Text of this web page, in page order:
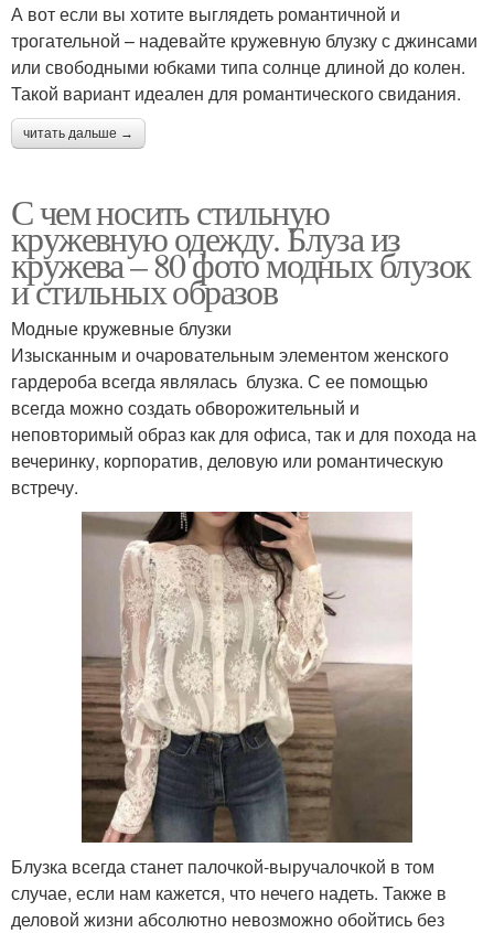
А вот если вы хотите выглядеть романтичной и
трогательной – надевайте кружевную блузку с джинсами
или свободными юбками типа солнце длиной до колен.
Такой вариант идеален для романтического свидания.
читать дальше →
С чем носить стильную
кружевную одежду. Блуза из
кружева – 80 фото модных блузок
и стильных образов
Модные кружевные блузки
Изысканным и очаровательным элементом женского
гардероба всегда являлась блузка. С ее помощью
всегда можно создать обворожительный и
неповторимый образ как для офиса, так и для похода на
вечеринку, корпоратив, деловую или романтическую
встречу.
Блузка всегда станет палочкой-выручалочкой в том
случае, если нам кажется, что нечего надеть. Также в
деловой жизни абсолютно невозможно обойтись без